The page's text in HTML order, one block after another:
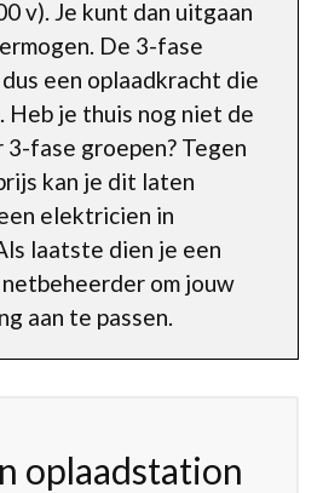
v). Je kunt dan uitgaan
De 3-fase
een oplaadkracht die
Heb je thuis nog niet de
fase groepen? Tegen
kan je dit laten
elektricien in
laatste dien je een
om jouw
aan te passen.
oplaadstation